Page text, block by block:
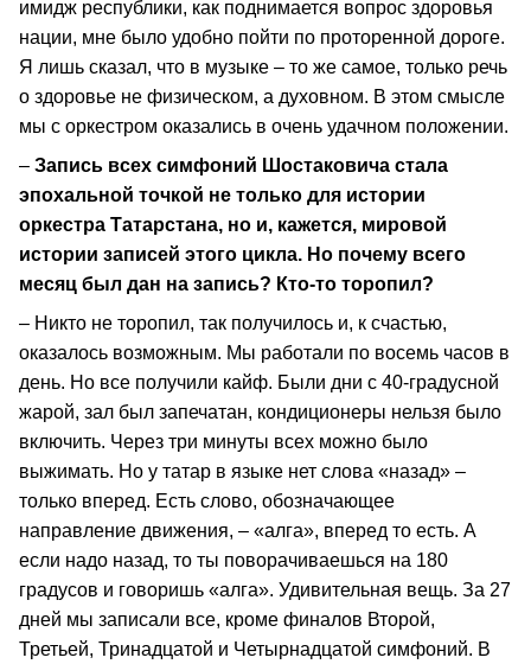
имидж республики, как поднимается вопрос здоровья
нации, мне было удобно пойти по проторенной дороге.
Я лишь сказал, что в музыке – то же самое, только речь
о здоровье не физическом, а духовном. В этом смысле
мы с оркестром оказались в очень удачном положении.
– Запись всех симфоний Шостаковича стала
эпохальной точкой не только для истории
оркестра Татарстана, но и, кажется, мировой
истории записей этого цикла. Но почему всего
месяц был дан на запись? Кто-то торопил?
– Никто не торопил, так получилось и, к счастью,
оказалось возможным. Мы работали по восемь часов в
день. Но все получили кайф. Были дни с 40-градусной
жарой, зал был запечатан, кондиционеры нельзя было
включить. Через три минуты всех можно было
выжимать. Но у татар в языке нет слова «назад» –
только вперед. Есть слово, обозначающее
направление движения, – «алга», вперед то есть. А
если надо назад, то ты поворачиваешься на 180
градусов и говоришь «алга». Удивительная вещь. За 27
дней мы записали все, кроме финалов Второй,
Третьей, Тринадцатой и Четырнадцатой симфоний. В